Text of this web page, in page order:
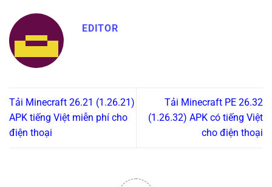
EDITOR
Tải Minecraft 26.21 (1.26.21)
APK tiếng Việt miễn phí cho
điện thoại
Tải Minecraft PE 26.32
(1.26.32) APK có tiếng Việt
cho điện thoại